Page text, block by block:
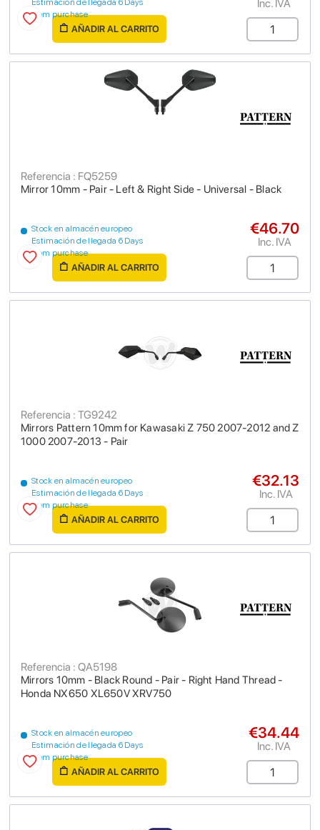
Estimación de llegada 6 Days
from purchase
Inc. IVA
AÑADIR AL CARRITO
Mirror 10mm - Pair - Left & Right Side - Universal - Black
Referencia : FQ5259
Stock en almacén europeo
Estimación de llegada 6 Days
from purchase
€46.70
Inc. IVA
AÑADIR AL CARRITO
Mirrors Pattern 10mm for Kawasaki Z 750 2007-2012 and Z
1000 2007-2013 - Pair
Referencia : TG9242
Stock en almacén europeo
Estimación de llegada 6 Days
from purchase
€32.13
Inc. IVA
AÑADIR AL CARRITO
Mirrors 10mm - Black Round - Pair - Right Hand Thread -
Honda NX650 XL650V XRV750
Referencia : QA5198
Stock en almacén europeo
Estimación de llegada 6 Days
from purchase
€34.44
Inc. IVA
AÑADIR AL CARRITO